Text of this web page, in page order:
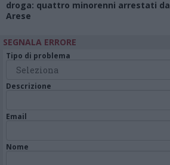
droga: quattro minorenni arrestati
Arese
SEGNALA ERRORE
Tipo di problema
Descrizione
Email
Nome